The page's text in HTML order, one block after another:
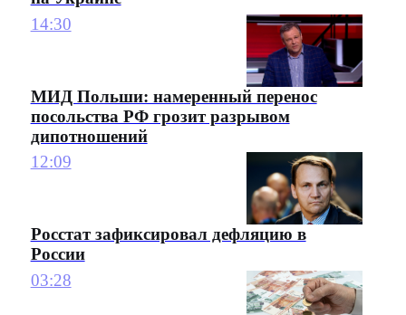
14:30
МИД Польши: намеренный перенос
посольства РФ грозит разрывом
дипотношений
12:09
Росстат зафиксировал дефляцию в
России
03:28